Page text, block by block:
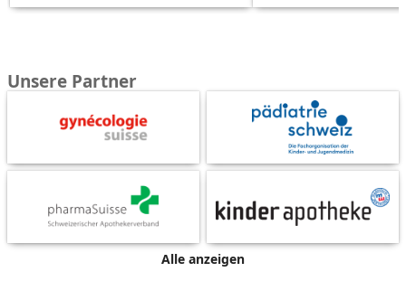
Unsere Partner
Alle anzeigen